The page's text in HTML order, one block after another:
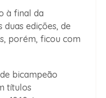
à final da
edições, de
porém, ficou com
bicampeão
títulos